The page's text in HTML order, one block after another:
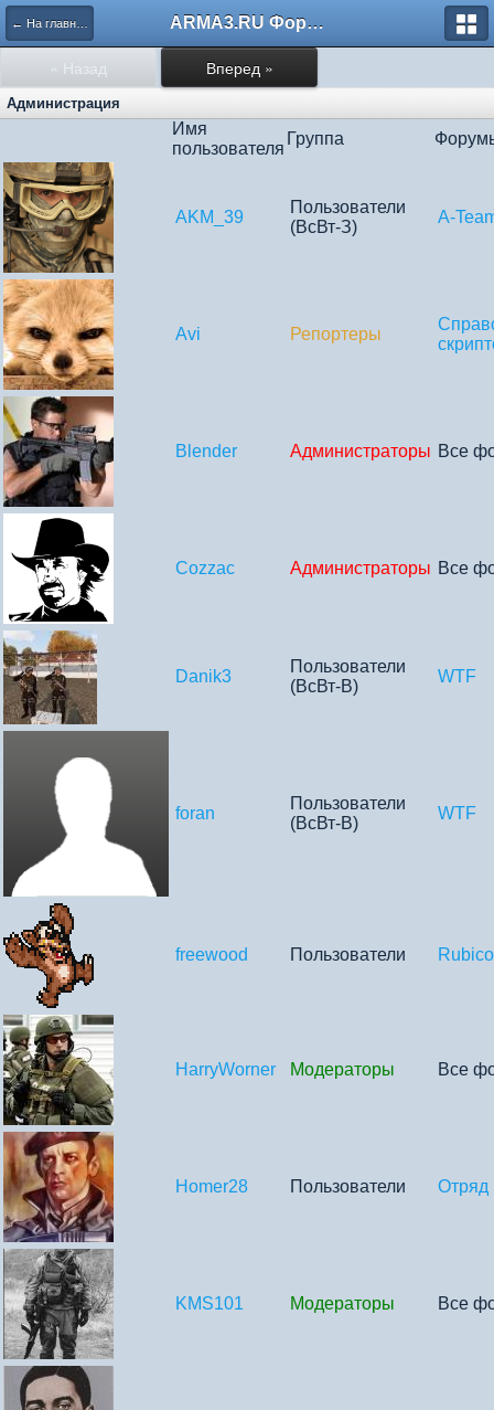
← На главную ARMA3.RU Форум
« Назад Вперед »
Администрация
Имя
пользователя
Группа
AKM_39
Пользователи
(ВсВт-З)
A-
Avi Репортеры
Blender Администраторы Все
Cozzac Администраторы Все
Danik3
Пользователи
(ВсВт-В)
WTF
foran
Пользователи
(ВсВт-В)
WTF
freewood Пользователи
HarryWorner Модераторы Все
Homer28 Пользователи Отряд
KMS101 Модераторы Все